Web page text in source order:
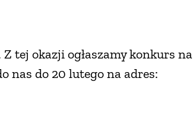
Z tej okazji ogłaszamy konkurs na
nas do 20 lutego na adres: